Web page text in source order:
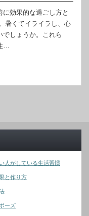
効果的な過ごし方と
暑くてイライラし、心
でしょうか。これら
…
人がしている生活習慣
と作り方
ーズ